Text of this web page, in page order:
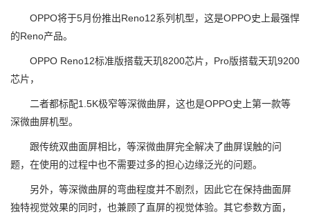
OPPO将于5月份推出Reno12系列机型，这是OPPO史上最强悍
的Reno产品。
OPPO Reno12标准版搭载天玑8200芯片，Pro版搭载天玑9200
芯片，
二者都标配1.5K极窄等深微曲屏，这也是OPPO史上第一款等
深微曲屏机型。
跟传统双曲面屏相比，等深微曲屏完全解决了曲屏误触的问
题，在使用的过程中也不需要过多的担心边缘泛光的问题。
另外，等深微曲屏的弯曲程度并不剧烈，因此它在保持曲面屏
独特视觉效果的同时，也兼顾了直屏的视觉体验。其它参数方面，